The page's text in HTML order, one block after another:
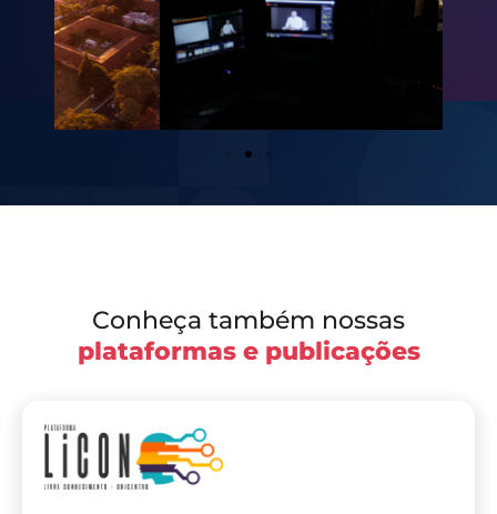
Conheça também nossas
plataformas e publicações